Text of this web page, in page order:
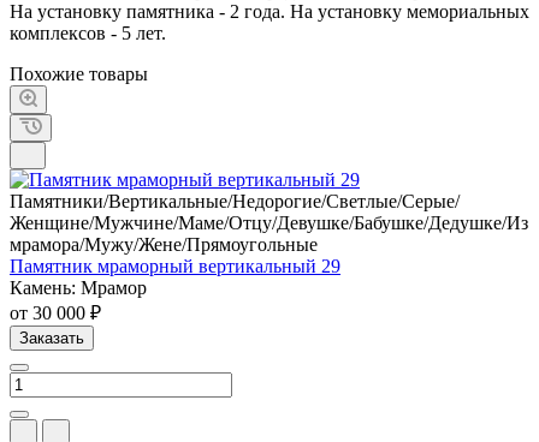
На установку памятника - 2 года. На установку мемориальных
комплексов - 5 лет.
Похожие товары
Памятники/Вертикальные/Недорогие/Светлые/Серые/
Женщине/Мужчине/Маме/Отцу/Девушке/Бабушке/Дедушке/Из
мрамора/Мужу/Жене/Прямоугольные
Памятник мраморный вертикальный 29
Камень: Мрамор
от 30 000 ₽
Заказать